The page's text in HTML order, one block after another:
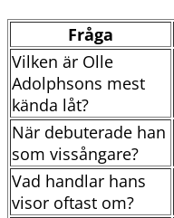
Fråga
Vilken är Olle
Adolphsons mest
kända låt?
När debuterade han
som vissångare?
Vad handlar hans
visor oftast om?